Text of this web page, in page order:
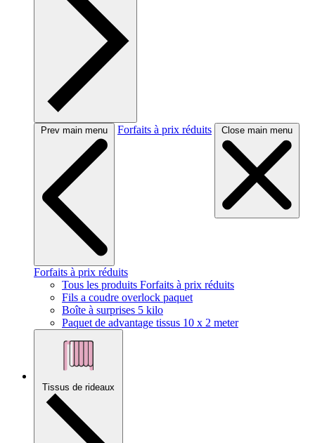
Prev main menu Forfaits à prix réduits Close main menu
Forfaits à prix réduits
Tous les produits Forfaits à prix réduits
Fils a coudre overlock paquet
Boîte à surprises 5 kilo
Paquet de advantage tissus 10 x 2 meter
Tissus de rideaux